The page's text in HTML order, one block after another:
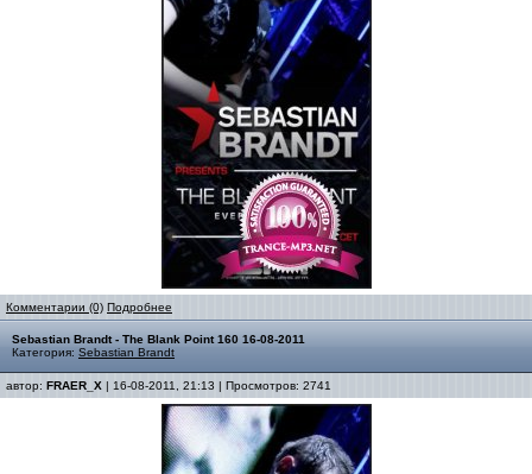
Комментарии (0) Подробнее
Sebastian Brandt - The Blank Point 160 16-08-2011
Категория: Sebastian Brandt
автор: FRAER_X | 16-08-2011, 21:13 | Просмотров: 2741